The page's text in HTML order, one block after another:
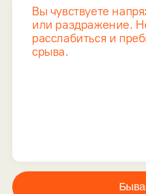
Вы чувствуете
или раздражение.
расслабиться и
срыва.